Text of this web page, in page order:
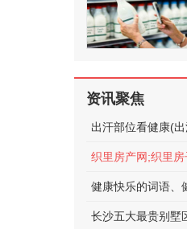
资讯聚焦
出汗部位看健康(
织里房产网;织里房
健康快乐的词语、
长沙五大最贵别墅